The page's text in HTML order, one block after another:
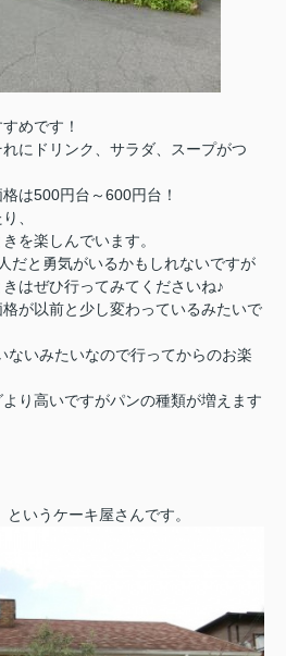
めです！
にドリンク、サラダ、スープがつ
は500円台～600円台！
、
を楽しんでいます。
だと勇気がいるかもしれないですが
はぜひ行ってみてくださいね♪
が以前と少し変わっているみたいで
ないみたいなので行ってからのお楽
り高いですがパンの種類が増えます
というケーキ屋さんです。